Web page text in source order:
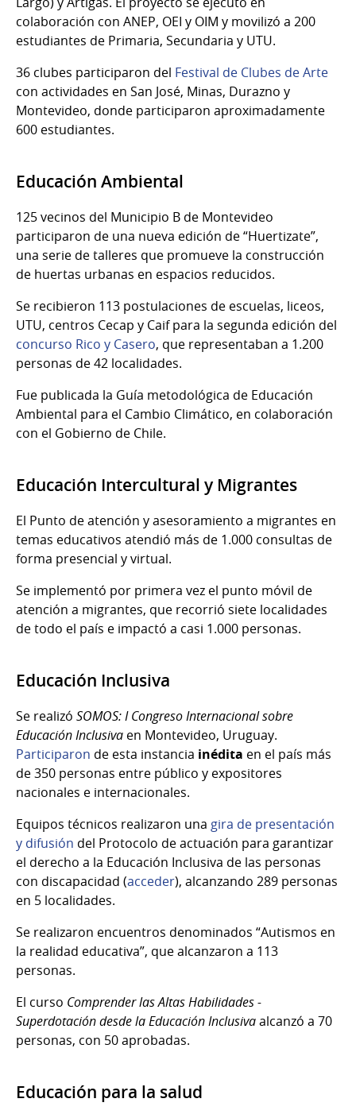
colaboración con ANEP, OEI y OIM y movilizó a 200
estudiantes de Primaria, Secundaria y UTU.
36 clubes participaron del Festival de Clubes de Arte
con actividades en San José, Minas, Durazno y
Montevideo, donde participaron aproximadamente
600 estudiantes.
Educación Ambiental
125 vecinos del Municipio B de Montevideo
participaron de una nueva edición de “Huertizate”,
una serie de talleres que promueve la construcción
de huertas urbanas en espacios reducidos.
Se recibieron 113 postulaciones de escuelas, liceos,
UTU, centros Cecap y Caif para la segunda edición del
concurso Rico y Casero, que representaban a 1.200
personas de 42 localidades.
Fue publicada la Guía metodológica de Educación
Ambiental para el Cambio Climático, en colaboración
con el Gobierno de Chile.
Educación Intercultural y Migrantes
El Punto de atención y asesoramiento a migrantes en
temas educativos atendió más de 1.000 consultas de
forma presencial y virtual.
Se implementó por primera vez el punto móvil de
atención a migrantes, que recorrió siete localidades
de todo el país e impactó a casi 1.000 personas.
Educación Inclusiva
Se realizó SOMOS: I Congreso Internacional sobre
Educación Inclusiva en Montevideo, Uruguay.
Participaron de esta instancia inédita en el país más
de 350 personas entre público y expositores
nacionales e internacionales.
Equipos técnicos realizaron una gira de presentación
y difusión del Protocolo de actuación para garantizar
el derecho a la Educación Inclusiva de las personas
con discapacidad (acceder), alcanzando 289 personas
en 5 localidades.
Se realizaron encuentros denominados “Autismos en
la realidad educativa”, que alcanzaron a 113
personas.
El curso Comprender las Altas Habilidades -
Superdotación desde la Educación Inclusivaalcanzó a 70
personas, con 50 aprobadas.
Educación para la salud